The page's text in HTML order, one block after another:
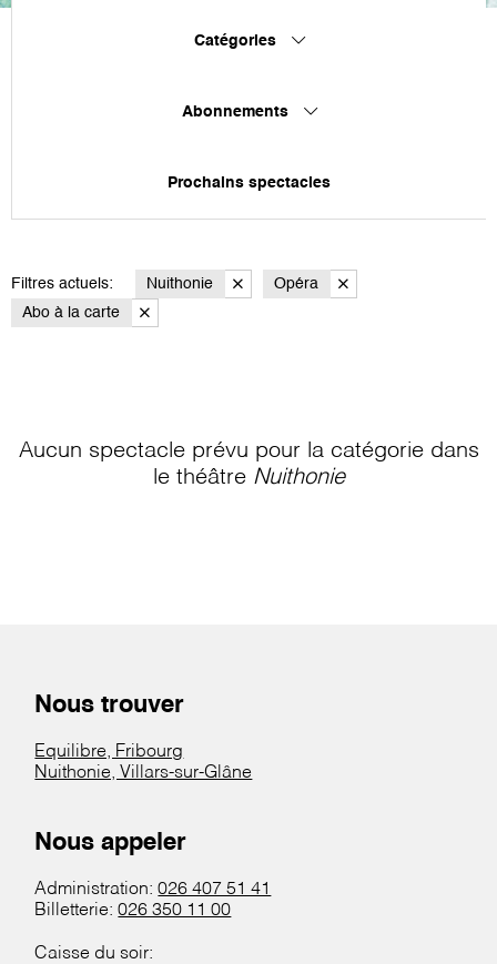
Catégories
Abonnements
Prochains spectacles
Filtres actuels: Nuithonie
Opéra
Abo à la carte
Aucun spectacle prévu pour la catégorie dans
le théâtre Nuithonie
Nous trouver
Equilibre, Fribourg
Nuithonie, Villars-sur-Glâne
Nous appeler
Administration:026 407 51 41
Billetterie:026 350 11 00
Caisse du soir: